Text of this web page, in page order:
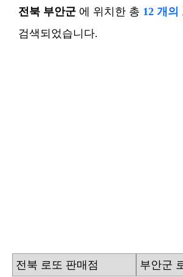
전북 부안군 에 위치한 총 12 개의
검색되었습니다.
전북 로또 판매점 부안군